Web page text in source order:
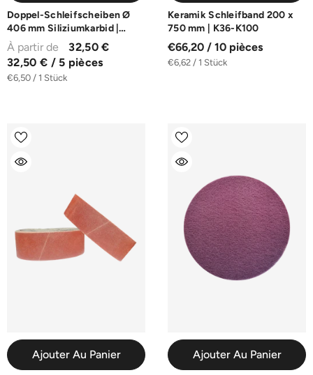
Doppel-Schleifscheiben Ø
406 mm Siliziumkarbid |
10er-Pack | K16-K100
À partir de
32,50 €
32,50 € / 5 pièces
€6,50 / 1 Stück
Keramik Schleifband 200 x
750 mm | K36-K100
€66,20 / 10 pièces
€6,62 / 1 Stück
Ajouter Au Panier Ajouter Au Panier